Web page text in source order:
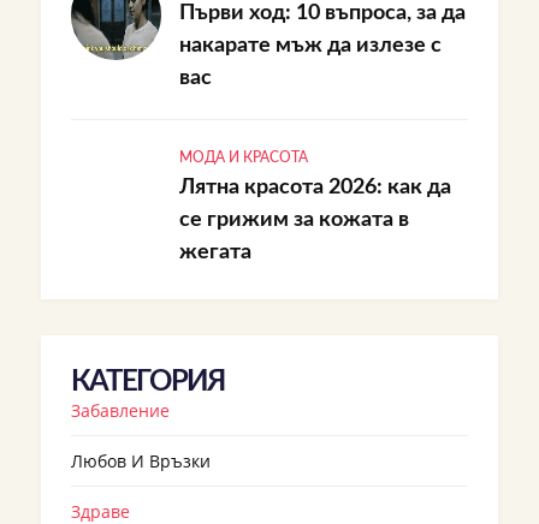
Първи ход: 10 въпроса, за да
накарате мъж да излезе с
вас
МОДА И КРАСОТА
Лятна красота 2026: как да
се грижим за кожата в
жегата
КАТЕГОРИЯ
Забавление
Любов И Връзки
Здраве